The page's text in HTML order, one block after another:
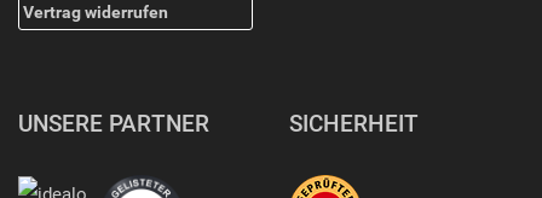
Vertrag widerrufen
UNSERE PARTNER SICHERHEIT